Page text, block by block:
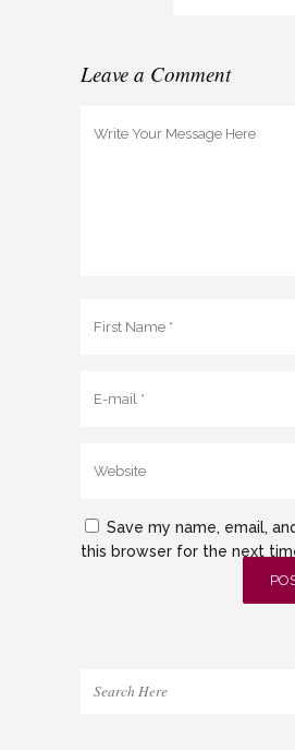
Leave a Comment
Save my name, email,
this browser for the next